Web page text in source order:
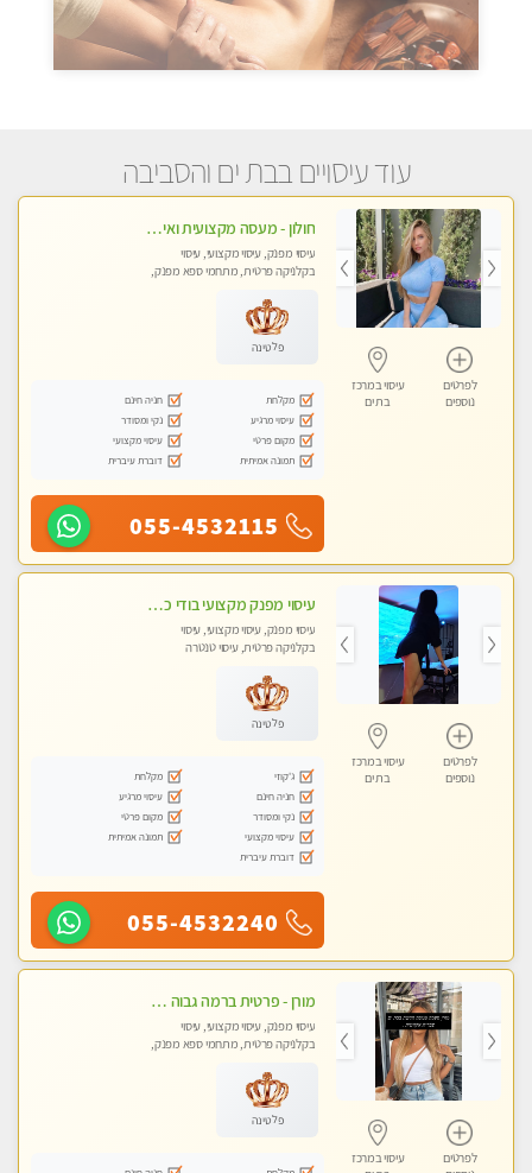
עוד עיסויים בבת ים והסביבה
לפרטים
נוספים
עיסוי במרכז
בת ים
חולון - מעסה מקצועית ואיכותית פרטי!!! ללא מין !! בקליניקה מפגש טיפולי !!! מקצועי בלבד - professional therapist
עיסוי מפנק, עיסוי מקצועי, עיסוי
בקלניקה פרטית, מתחמי ספא מפנק,
פלטינה
מקלחת
חניה חינם
עיסוי מרגיע
נקי ומסודר
מקום פרטי
עיסוי מקצועי
תמונה אמיתית
דוברת עיברית
055-4532115
לפרטים
נוספים
עיסוי במרכז
בת ים
עיסוי מפנק מקצועי בודי כפות רגליים+ טיפול בארבע ידיים מומלץ מאוד
עיסוי מפנק, עיסוי מקצועי, עיסוי
בקלניקה פרטית, עיסוי טנטרה
פלטינה
ג'קוזי
מקלחת
חניה חינם
עיסוי מרגיע
נקי ומסודר
מקום פרטי
עיסוי מקצועי
תמונה אמיתית
דוברת עיברית
055-4532240
לפרטים
עיסוי במרכז
מורן - פרטית ברמה גבוה בבת-ים -הודעות ווצאפ בלבד
עיסוי מפנק, עיסוי מקצועי, עיסוי
בקלניקה פרטית, מתחמי ספא מפנק,
פלטינה